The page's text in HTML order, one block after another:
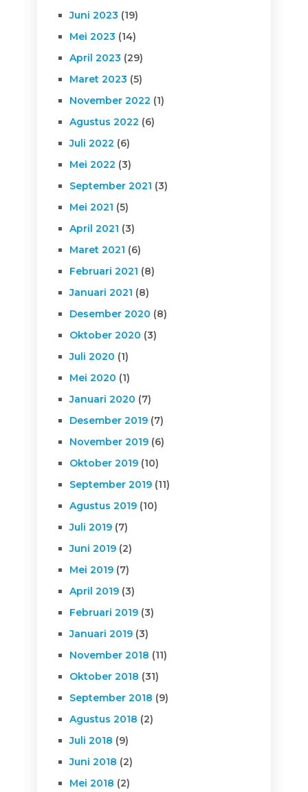
Juni 2023 (19)
Mei 2023 (14)
April 2023 (29)
Maret 2023 (5)
November 2022 (1)
Agustus 2022 (6)
Juli 2022 (6)
Mei 2022 (3)
September 2021 (3)
Mei 2021 (5)
April 2021 (3)
Maret 2021 (6)
Februari 2021 (8)
Januari 2021 (8)
Desember 2020 (8)
Oktober 2020 (3)
Juli 2020 (1)
Mei 2020 (1)
Januari 2020 (7)
Desember 2019(7)
November 2019(6)
Oktober 2019(10)
September 2019(11)
Agustus 2019(10)
Juli 2019(7)
Juni 2019(2)
Mei 2019(7)
April 2019(3)
Februari 2019(3)
Januari 2019(3)
November 2018 (11)
Oktober 2018 (31)
September 2018 (9)
Agustus 2018 (2)
Juli 2018 (9)
Juni 2018 (2)
Mei 2018 (2)